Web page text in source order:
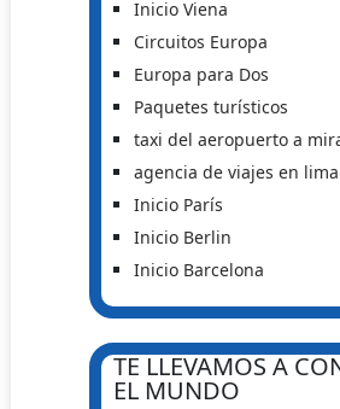
Inicio Viena
Circuitos Europa
Europa para Dos
Paquetes turísticos
taxi del aeropuerto a
agencia de viajes en lima
Inicio París
Inicio Berlin
Inicio Barcelona
TE LLEVAMOS A
EL MUNDO